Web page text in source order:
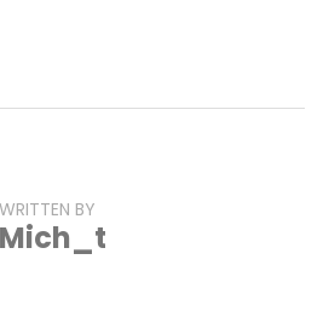
WRITTEN BY
Mich_t